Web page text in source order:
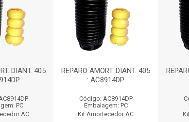
DIANT. 405
PC
AC
REPARO AMORT. DIANT. 405
: AC8914DP
Código: AC8914DP
Embalagem: PC
Kit Amortecedor AC